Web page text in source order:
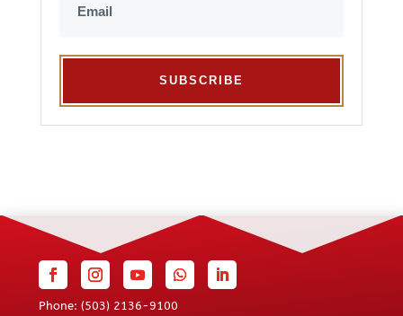
SUBSCRIBE
Phone: (503) 2136-9100